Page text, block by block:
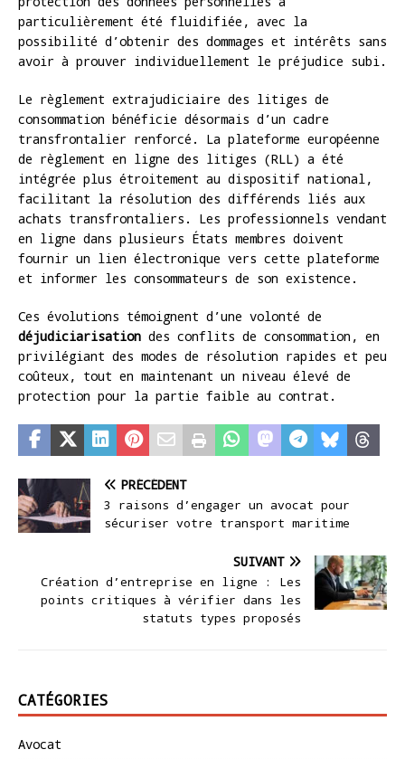
particulièrement été fluidifiée, avec la
possibilité d’obtenir des dommages et intérêts sans
avoir à prouver individuellement le préjudice subi.
Le règlement extrajudiciaire des litiges de
consommation bénéficie désormais d’un cadre
transfrontalier renforcé. La plateforme européenne
de règlement en ligne des litiges (RLL) a été
intégrée plus étroitement au dispositif national,
facilitant la résolution des différends liés aux
achats transfrontaliers. Les professionnels vendant
en ligne dans plusieurs États membres doivent
fournir un lien électronique vers cette plateforme
et informer les consommateurs de son existence.
Ces évolutions témoignent d’une volonté de
déjudiciarisation des conflits de consommation, en
privilégiant des modes de résolution rapides et peu
coûteux, tout en maintenant un niveau élevé de
protection pour la partie faible au contrat.
PRÉCÉDENT
3 raisons d’engager un avocat pour
sécuriser votre transport maritime
SUIVANT
Création d’entreprise en ligne : Les
points critiques à vérifier dans les
statuts types proposés
CATÉGORIES
Avocat